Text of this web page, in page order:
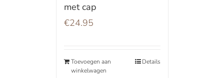
met cap
€24.95
Toevoegen aan
winkelwagen
Details